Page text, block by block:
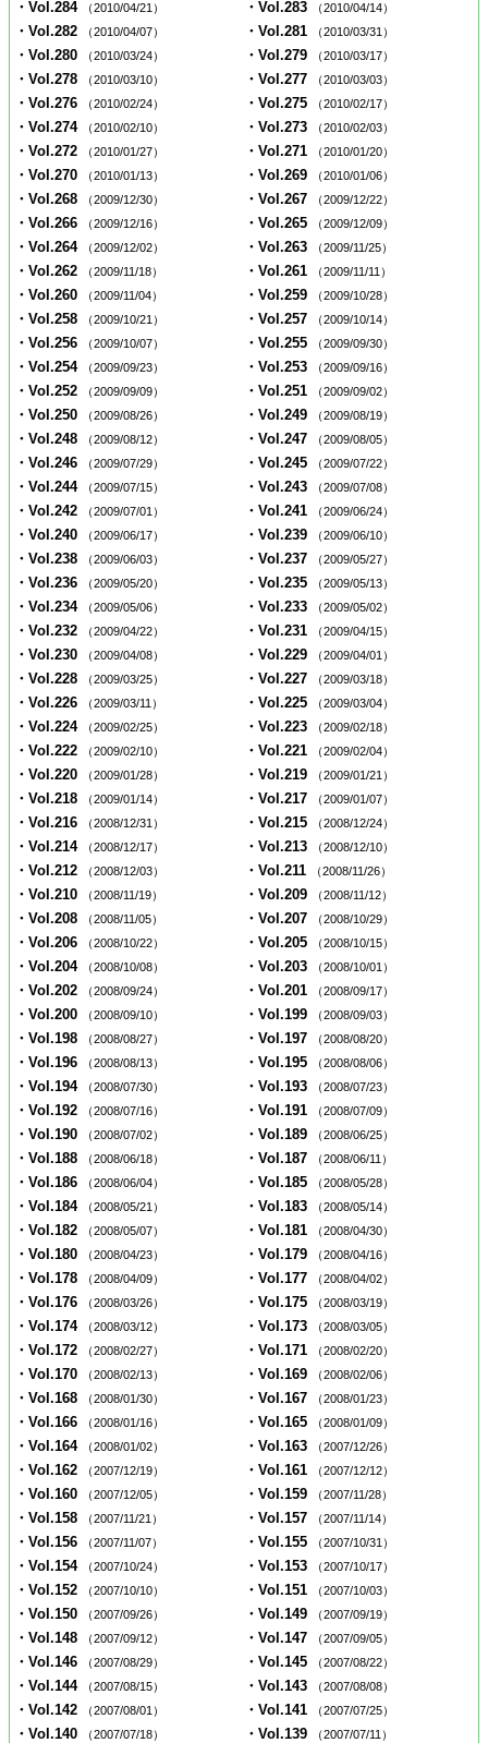
・Vol.284 （2010/04/21） ・Vol.283 （2010/04/14）
・Vol.282 （2010/04/07） ・Vol.281 （2010/03/31）
・Vol.280 （2010/03/24） ・Vol.279 （2010/03/17）
・Vol.278 （2010/03/10） ・Vol.277 （2010/03/03）
・Vol.276 （2010/02/24） ・Vol.275 （2010/02/17）
・Vol.274 （2010/02/10） ・Vol.273 （2010/02/03）
・Vol.272 （2010/01/27） ・Vol.271 （2010/01/20）
・Vol.270 （2010/01/13） ・Vol.269 （2010/01/06）
・Vol.268 （2009/12/30） ・Vol.267 （2009/12/22）
・Vol.266 （2009/12/16） ・Vol.265 （2009/12/09）
・Vol.264 （2009/12/02） ・Vol.263 （2009/11/25）
・Vol.262 （2009/11/18） ・Vol.261 （2009/11/11）
・Vol.260 （2009/11/04） ・Vol.259 （2009/10/28）
・Vol.258 （2009/10/21） ・Vol.257 （2009/10/14）
・Vol.256 （2009/10/07） ・Vol.255 （2009/09/30）
・Vol.254 （2009/09/23） ・Vol.253 （2009/09/16）
・Vol.252 （2009/09/09） ・Vol.251 （2009/09/02）
・Vol.250 （2009/08/26） ・Vol.249 （2009/08/19）
・Vol.248 （2009/08/12） ・Vol.247 （2009/08/05）
・Vol.246 （2009/07/29） ・Vol.245 （2009/07/22）
・Vol.244 （2009/07/15） ・Vol.243 （2009/07/08）
・Vol.242 （2009/07/01） ・Vol.241 （2009/06/24）
・Vol.240 （2009/06/17） ・Vol.239 （2009/06/10）
・Vol.238 （2009/06/03） ・Vol.237 （2009/05/27）
・Vol.236 （2009/05/20） ・Vol.235 （2009/05/13）
・Vol.234 （2009/05/06） ・Vol.233 （2009/05/02）
・Vol.232 （2009/04/22） ・Vol.231 （2009/04/15）
・Vol.230 （2009/04/08） ・Vol.229 （2009/04/01）
・Vol.228 （2009/03/25） ・Vol.227 （2009/03/18）
・Vol.226 （2009/03/11） ・Vol.225 （2009/03/04）
・Vol.224 （2009/02/25） ・Vol.223 （2009/02/18）
・Vol.222 （2009/02/10） ・Vol.221 （2009/02/04）
・Vol.220 （2009/01/28） ・Vol.219 （2009/01/21）
・Vol.218 （2009/01/14） ・Vol.217 （2009/01/07）
・Vol.216 （2008/12/31） ・Vol.215 （2008/12/24）
・Vol.214 （2008/12/17） ・Vol.213 （2008/12/10）
・Vol.212 （2008/12/03） ・Vol.211 （2008/11/26）
・Vol.210 （2008/11/19） ・Vol.209 （2008/11/12）
・Vol.208 （2008/11/05） ・Vol.207 （2008/10/29）
・Vol.206 （2008/10/22） ・Vol.205 （2008/10/15）
・Vol.204 （2008/10/08） ・Vol.203 （2008/10/01）
・Vol.202 （2008/09/24） ・Vol.201 （2008/09/17）
・Vol.200 （2008/09/10） ・Vol.199 （2008/09/03）
・Vol.198 （2008/08/27） ・Vol.197 （2008/08/20）
・Vol.196 （2008/08/13） ・Vol.195 （2008/08/06）
・Vol.194 （2008/07/30） ・Vol.193 （2008/07/23）
・Vol.192 （2008/07/16） ・Vol.191 （2008/07/09）
・Vol.190 （2008/07/02） ・Vol.189 （2008/06/25）
・Vol.188 （2008/06/18） ・Vol.187 （2008/06/11）
・Vol.186 （2008/06/04） ・Vol.185 （2008/05/28）
・Vol.184 （2008/05/21） ・Vol.183 （2008/05/14）
・Vol.182 （2008/05/07） ・Vol.181 （2008/04/30）
・Vol.180 （2008/04/23） ・Vol.179 （2008/04/16）
・Vol.178 （2008/04/09） ・Vol.177 （2008/04/02）
・Vol.176 （2008/03/26） ・Vol.175 （2008/03/19）
・Vol.174 （2008/03/12） ・Vol.173 （2008/03/05）
・Vol.172 （2008/02/27） ・Vol.171 （2008/02/20）
・Vol.170 （2008/02/13） ・Vol.169 （2008/02/06）
・Vol.168 （2008/01/30） ・Vol.167 （2008/01/23）
・Vol.166 （2008/01/16） ・Vol.165 （2008/01/09）
・Vol.164 （2008/01/02） ・Vol.163 （2007/12/26）
・Vol.162 （2007/12/19） ・Vol.161 （2007/12/12）
・Vol.160 （2007/12/05） ・Vol.159 （2007/11/28）
・Vol.158 （2007/11/21） ・Vol.157 （2007/11/14）
・Vol.156 （2007/11/07） ・Vol.155 （2007/10/31）
・Vol.154 （2007/10/24） ・Vol.153 （2007/10/17）
・Vol.152 （2007/10/10） ・Vol.151 （2007/10/03）
・Vol.150 （2007/09/26） ・Vol.149 （2007/09/19）
・Vol.148 （2007/09/12） ・Vol.147 （2007/09/05）
・Vol.146 （2007/08/29） ・Vol.145 （2007/08/22）
・Vol.144 （2007/08/15） ・Vol.143 （2007/08/08）
・Vol.142 （2007/08/01） ・Vol.141 （2007/07/25）
・Vol.140 （2007/07/18） ・Vol.139 （2007/07/11）